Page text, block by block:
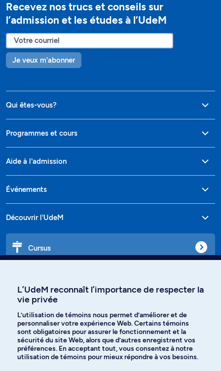
Recevez nos trucs et conseils sur
l’admission et les études à l’UdeM
Je veux m'abonner
Qui êtes-vous?
Programmes et cours
Aide à l'admission
Événements
Découvrir l'UdeM
Cursus
Langues
Facebook Instagram
L’UdeM reconnaît l’importance de respecter la
vie privée
L’utilisation de témoins nous permet d’améliorer et de
personnaliser votre expérience Web. Certains témoins
sont obligatoires pour assurer le fonctionnement et la
sécurité du site Web, alors que d’autres enregistrent vos
préférences. En acceptant tout, vous consentez à notre
utilisation de témoins pour mieux répondre à vos besoins.